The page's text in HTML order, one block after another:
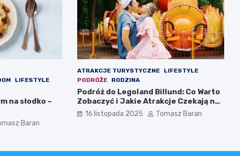
LIFESTYLE
na słodko –
Baran
ATRAKCJE TURYSTYCZNE
LIFESTYLE
PODRÓŻE
RODZINA
Podróż do Legoland Billund: Co Warto
Zobaczyć i Jakie Atrakcje Czekają na
Całą Rodzinę
16 listopada 2025 Tomasz Baran